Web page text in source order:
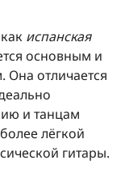
испанская
основным и
Она отличается
и танцам
лёгкой
гитары.